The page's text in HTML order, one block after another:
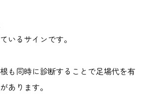
いるサインです。
も同時に診断することで足場代を有
あります。